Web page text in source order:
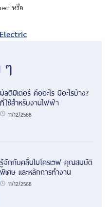
หรือ
ๆ
มัลติมิเตอร์ คืออะไร มีอะไรบ้าง?
ที่ใช้สำหรับงานไฟฟ้า
11/12/2568
รู้จักกับคลื่นไมโครเวฟ คุณสมบัติ
พิเศษ และหลักการทำงาน
11/12/2568